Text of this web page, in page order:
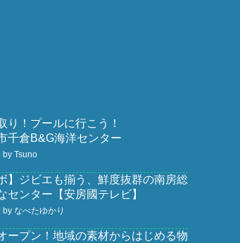
り！プールに行こう！
千倉B&G海洋センター
by Tsuno
】ジビエも揃う、鮮度抜群の南房総
センター【安房國テレビ】
by なべたゆかり
ープン！地域の素材からはじめる物